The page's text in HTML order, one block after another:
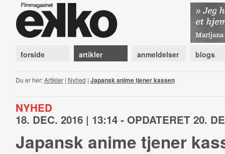
forside artikler anmeldelser blogs
Du er her:Artikler| Nyhed | Japansk anime tjener kassen
NYHED
18. DEC. 2016 | 13:14 - OPDATERET 20.
Japansk anime tjener